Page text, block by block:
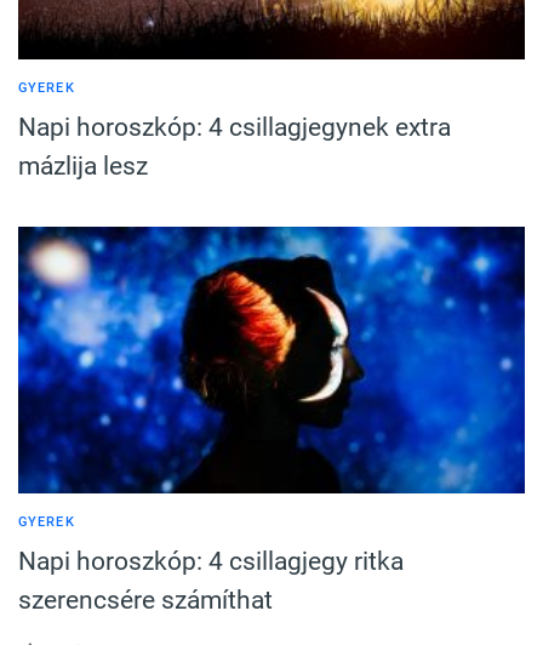
GYEREK
Napi horoszkóp: 4 csillagjegynek extra
mázlija lesz
GYEREK
Napi horoszkóp: 4 csillagjegy ritka
szerencsére számíthat